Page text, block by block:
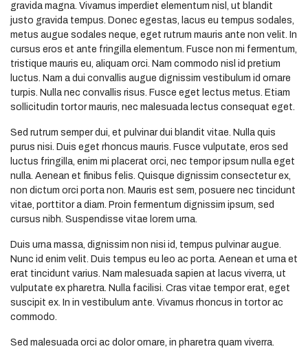
gravida magna. Vivamus imperdiet elementum nisl, ut blandit
justo gravida tempus. Donec egestas, lacus eu tempus sodales,
metus augue sodales neque, eget rutrum mauris ante non velit. In
cursus eros et ante fringilla elementum. Fusce non mi fermentum,
tristique mauris eu, aliquam orci. Nam commodo nisl id pretium
luctus. Nam a dui convallis augue dignissim vestibulum id ornare
turpis. Nulla nec convallis risus. Fusce eget lectus metus. Etiam
sollicitudin tortor mauris, nec malesuada lectus consequat eget.
Sed rutrum semper dui, et pulvinar dui blandit vitae. Nulla quis
purus nisi. Duis eget rhoncus mauris. Fusce vulputate, eros sed
luctus fringilla, enim mi placerat orci, nec tempor ipsum nulla eget
nulla. Aenean et finibus felis. Quisque dignissim consectetur ex,
non dictum orci porta non. Mauris est sem, posuere nec tincidunt
vitae, porttitor a diam. Proin fermentum dignissim ipsum, sed
cursus nibh. Suspendisse vitae lorem urna.
Duis urna massa, dignissim non nisi id, tempus pulvinar augue.
Nunc id enim velit. Duis tempus eu leo ac porta. Aenean et urna et
erat tincidunt varius. Nam malesuada sapien at lacus viverra, ut
vulputate ex pharetra. Nulla facilisi. Cras vitae tempor erat, eget
suscipit ex. In in vestibulum ante. Vivamus rhoncus in tortor ac
commodo.
Sed malesuada orci ac dolor ornare, in pharetra quam viverra.